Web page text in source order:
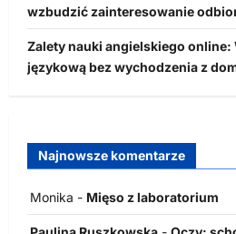
wzbudzić zainteresowanie
Zalety nauki angielskiego
językową bez wychodzenia z
Najnowsze komentarze
Monika - Mięso z laboratorium